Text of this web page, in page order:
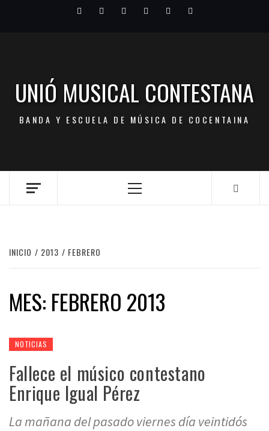
FacebookTwitterYoutubeVimeo PinterestLinkedIn
UNIÓ MUSICAL CONTESTANA
BANDA Y ESCUELA DE MÚSICA DE COCENTAINA
Menú
INICIO 2013 FEBRERO
MES: FEBRERO 2013
NOTICIAS
Fallece el músico contestano
Enrique Igual Pérez
La mañana del pasado viernes día veintidós